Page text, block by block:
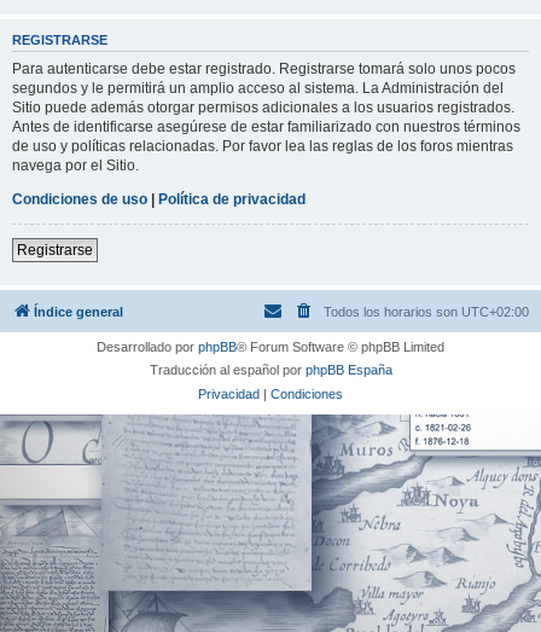
REGISTRARSE
Para autenticarse debe estar registrado. Registrarse tomará solo unos pocos
segundos y le permitirá un amplio acceso al sistema. La Administración del
Sitio puede además otorgar permisos adicionales a los usuarios registrados.
Antes de identificarse asegúrese de estar familiarizado con nuestros términos
de uso y políticas relacionadas. Por favor lea las reglas de los foros mientras
navega por el Sitio.
Condiciones de uso | Política de privacidad
Registrarse
Índice general Todos los horarios son UTC+02:00
Desarrollado por phpBB® Forum Software © phpBB Limited
Traducción al español por phpBB España
Privacidad | Condiciones